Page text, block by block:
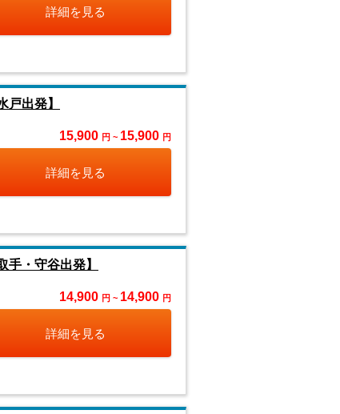
詳細を見る
出発】
15,900 円 ~ 15,900 円
詳細を見る
・守谷出発】
14,900 円 ~ 14,900 円
詳細を見る